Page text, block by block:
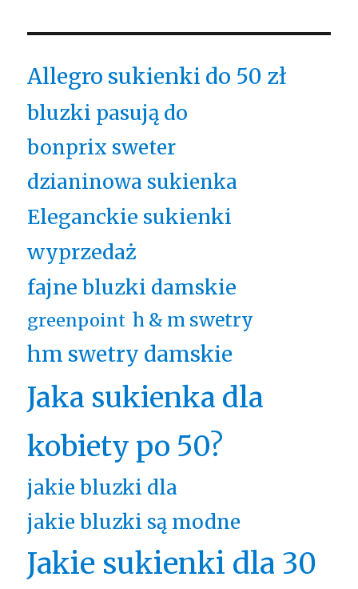
Allegro sukienki do 50 zł
bluzki pasują do
bonprix sweter
dzianinowa sukienka
Eleganckie sukienki
wyprzedaż
fajne bluzki damskie
greenpoint h & m swetry
hm swetry damskie
Jaka sukienka dla
kobiety po 50?
jakie bluzki dla
jakie bluzki są modne
Jakie sukienki dla 30